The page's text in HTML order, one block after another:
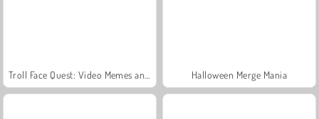
Halloween Merge Mania